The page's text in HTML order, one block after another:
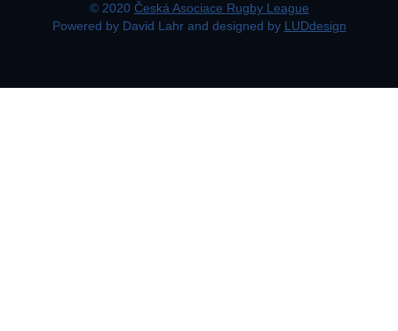
© 2020 Česká Asociace Rugby League
Powered by David Lahr and designed by LUDdesign